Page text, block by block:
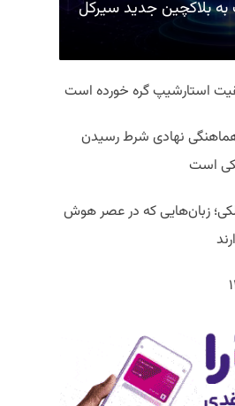
به بلاکچین جدید سیرکل
استارشیپ گره خورده است
نهادی شرط رسیدن
زبان‌هایی که در عصر هوش